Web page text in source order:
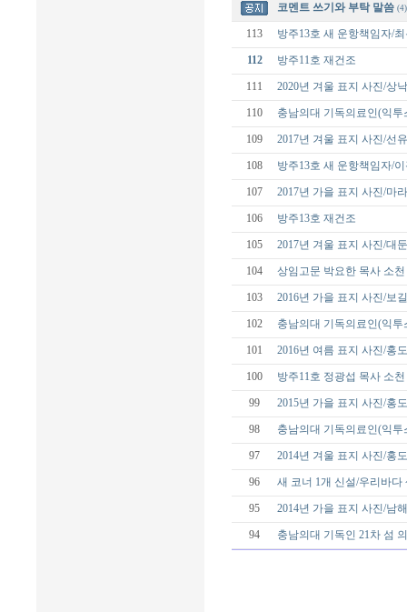
코멘트 쓰기와 부탁 말씀 (4)
113 방주13호 새 운항책임자/
112 방주11호 재건조
111 2020년 겨울 표지 사진/상
110 충남의대 기독의료인(익
109 2017년 겨울 표지 사진/선
108 방주13호 새 운항책임자/
107 2017년 가을 표지 사진/마
106 방주13호 재건조
105 2017년 겨울 표지 사진/대
104 상임고문 박요한 목사 소천
103 2016년 가을 표지 사진/보
102 충남의대 기독의료인(익투
101 2016년 여름 표지 사진/홍
100 방주11호 정광섭 목사 소천
99 2015년 가을 표지 사진/홍
98 충남의대 기독의료인(익
97 2014년 겨울 표지 사진/홍
96 새 코너 1개 신설/우리바다
95 2014년 가을 표지 사진/남
94 충남의대 기독인 21차 섬